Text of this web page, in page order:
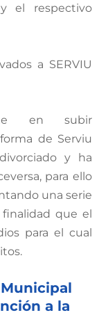
el respectivo
a SERVIU
en subir
de Serviu
y ha
para ello
una serie
que el
para el cual
a la